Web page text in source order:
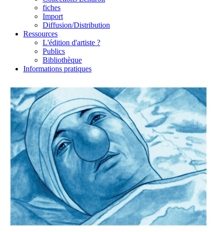
fiches
Import
Diffusion/Distribution
Ressources
L'édition d'artiste ?
Publics
Bibliothèque
Informations pratiques